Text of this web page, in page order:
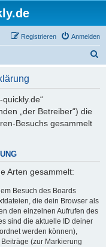
Anmelden
Registrieren
„der Betreiber“) die
Besuchs gesammelt
Arten gesammelt:
Besuch des Boards
die dein Browser als
den einzelnen Aufrufen des
sind die aktuelle ID deiner
werden können),
(zur Markierung